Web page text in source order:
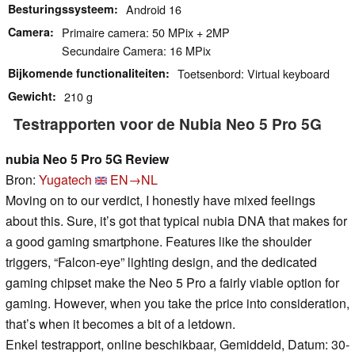
Besturingssysteem Android 16
Camera
Primaire camera: 50 MPix + 2MP
Secundaire Camera: 16 MPix
Bijkomende functionaliteiten Toetsenbord: Virtual keyboard
Gewicht 210 g
Testrapporten voor de Nubia Neo 5 Pro 5G
nubia Neo 5 Pro 5G Review
Bron: Yugatech
EN→NL
Moving on to our verdict, I honestly have mixed feelings
about this. Sure, it’s got that typical nubia DNA that makes for
a good gaming smartphone. Features like the shoulder
triggers, “Falcon-eye” lighting design, and the dedicated
gaming chipset make the Neo 5 Pro a fairly viable option for
gaming. However, when you take the price into consideration,
that’s when it becomes a bit of a letdown.
Enkel testrapport, online beschikbaar, Gemiddeld, Datum: 30-